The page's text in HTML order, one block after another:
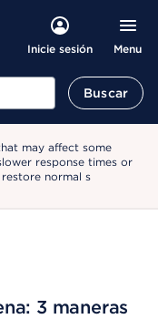
Inicie sesión Menu
Buscar
may affect some
response times or
normal s
3 maneras